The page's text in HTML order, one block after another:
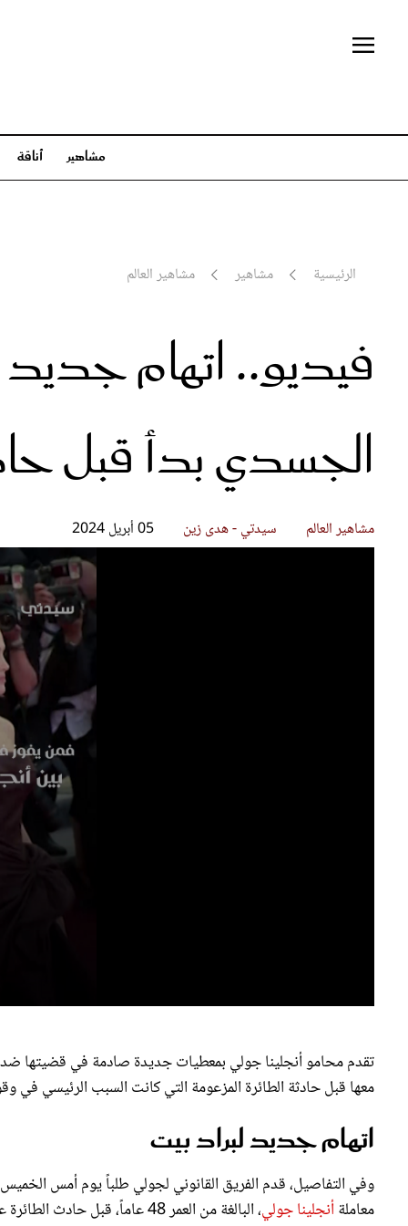
مشاهير أناقة
الرئيسية مشاهير مشاهير العالم
فيديو.. اتهام
الجسدي بدأ قبل
مشاهير العالم سيدتي - هدى زين 05 أبريل 2024
تقدم محامو أنجلينا جولي بمعطيات جديدة صادمة في قضيتها ضد
معها قبل حادثة الطائرة المزعومة التي كانت السبب الرئيسي في
اتهام جديد لبراد بيت
وفي التفاصيل، قدم الفريق القانوني لجولي طلباً يوم أمس الخميس، 4 أبريل، للمحكمة، مفاده
معاملةأنجلينا جولي، البالغة من العمر 48 عاماً، قبل حادث الطائرة عام 2016.
عائلات ملكية
مجوهرات وساعات
إطلالات المشاهير
جمال
أخبار
الأبراج
شباب وبنات
علاقات زوجية
تفسير أحلام
ثقافة وفنون